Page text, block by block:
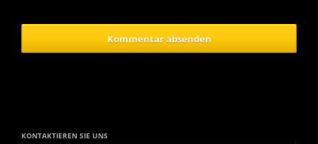
Kommentar absenden
KONTAKTIEREN SIE UNS